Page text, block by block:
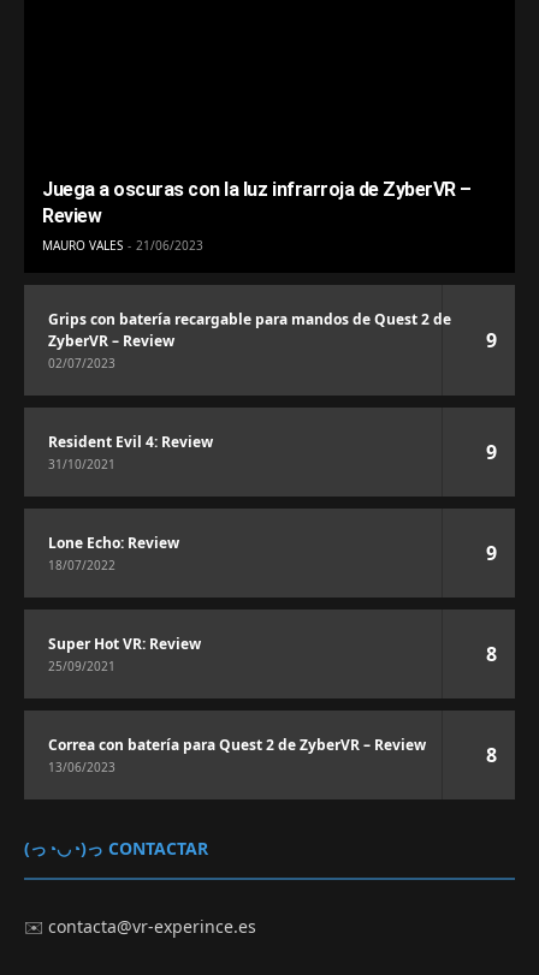
Juega a oscuras con la luz infrarroja de ZyberVR –
Review
MAURO VALES 21/06/2023
Grips con batería recargable para mandos de Quest 2 de
ZyberVR – Review
02/07/2023
9
Resident Evil 4: Review
31/10/2021 9
Lone Echo: Review
18/07/2022 9
Super Hot VR: Review
25/09/2021 8
Correa con batería para Quest 2 de ZyberVR – Review
13/06/2023 8
(っ◔◡◔)っ CONTACTAR
✉️contacta@vr-experince.es